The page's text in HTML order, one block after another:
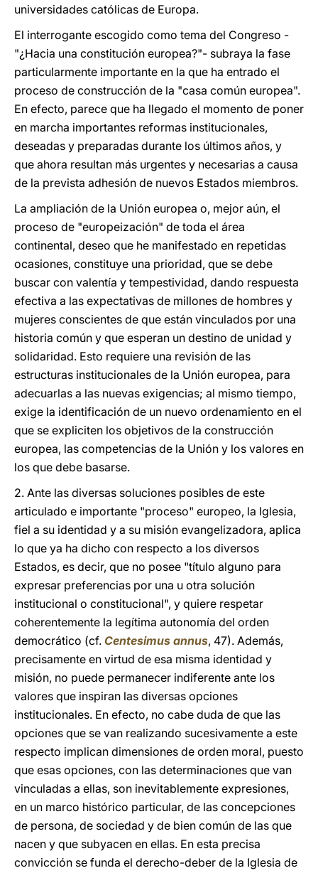
universidades católicas de Europa.
El interrogante escogido como tema del Congreso -
"¿Hacia una constitución europea?"- subraya la fase
particularmente importante en la que ha entrado el
proceso de construcción de la "casa común europea".
En efecto, parece que ha llegado el momento de poner
en marcha importantes reformas institucionales,
deseadas y preparadas durante los últimos años, y
que ahora resultan más urgentes y necesarias a causa
de la prevista adhesión de nuevos Estados miembros.
La ampliación de la Unión europea o, mejor aún, el
proceso de "europeización" de toda el área
continental, deseo que he manifestado en repetidas
ocasiones, constituye una prioridad, que se debe
buscar con valentía y tempestividad, dando respuesta
efectiva a las expectativas de millones de hombres y
mujeres conscientes de que están vinculados por una
historia común y que esperan un destino de unidad y
solidaridad. Esto requiere una revisión de las
estructuras institucionales de la Unión europea, para
adecuarlas a las nuevas exigencias; al mismo tiempo,
exige la identificación de un nuevo ordenamiento en el
que se expliciten los objetivos de la construcción
europea, las competencias de la Unión y los valores en
los que debe basarse.
2. Ante las diversas soluciones posibles de este
articulado e importante "proceso" europeo, la Iglesia,
fiel a su identidad y a su misión evangelizadora, aplica
lo que ya ha dicho con respecto a los diversos
Estados, es decir, que no posee "título alguno para
expresar preferencias por una u otra solución
institucional o constitucional", y quiere respetar
coherentemente la legítima autonomía del orden
democrático (cf. Centesimus annus, 47). Además,
precisamente en virtud de esa misma identidad y
misión, no puede permanecer indiferente ante los
valores que inspiran las diversas opciones
institucionales. En efecto, no cabe duda de que las
opciones que se van realizando sucesivamente a este
respecto implican dimensiones de orden moral, puesto
que esas opciones, con las determinaciones que van
vinculadas a ellas, son inevitablemente expresiones,
en un marco histórico particular, de las concepciones
de persona, de sociedad y de bien común de las que
nacen y que subyacen en ellas. En esta precisa
convicción se funda el derecho-deber de la Iglesia de